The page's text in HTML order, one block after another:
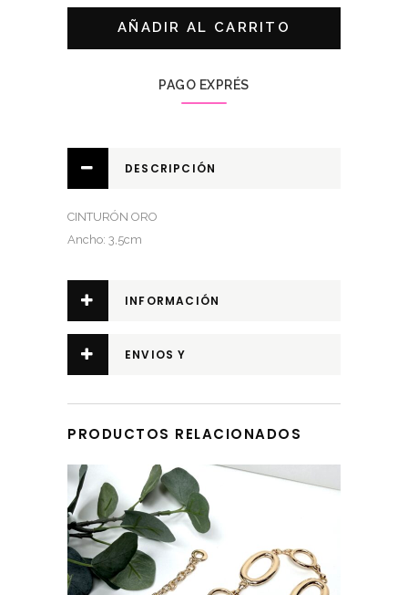
quantity
AÑADIR AL CARRITO
PAGO EXPRÉS
DESCRIPCIÓN
CINTURÓN ORO
Ancho: 3,5cm
INFORMACIÓN
ENVIOS Y
PRODUCTOS RELACIONADOS